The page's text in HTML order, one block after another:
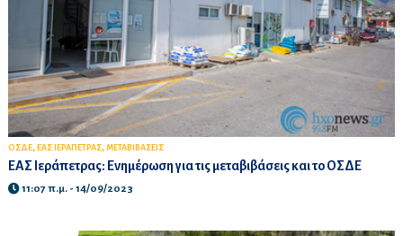
ΟΣΔΕ, ΕΑΣ ΙΕΡΑΠΕΤΡΑΣ, ΜΕΤΑΒΙΒΑΣΕΙΣ
ΕΑΣ Ιεράπετρας: Ενημέρωση για τις μεταβιβάσεις και το ΟΣΔΕ
11:07 π.μ. - 14/09/2023